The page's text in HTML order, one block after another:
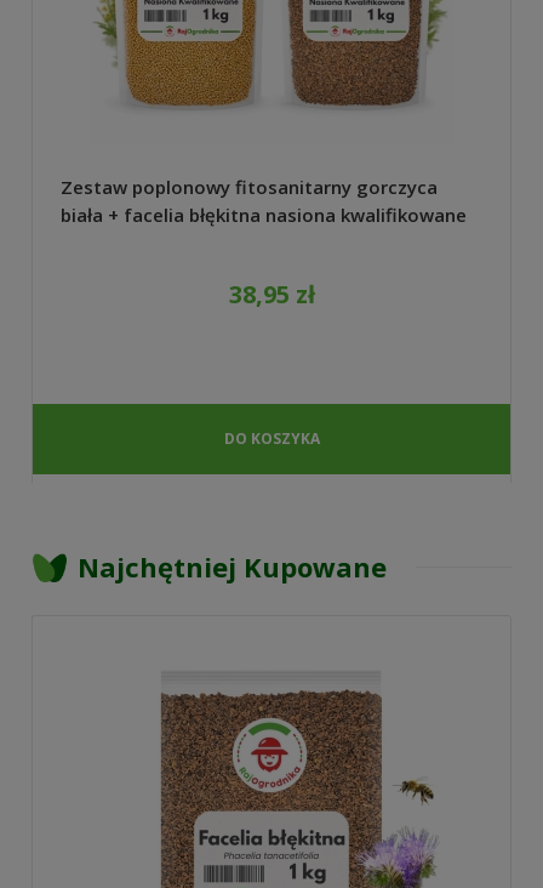
Zestaw poplonowy fitosanitarny gorczyca
biała + facelia błękitna nasiona kwalifikowane
38,95 zł
DO KOSZYKA
Najchętniej Kupowane